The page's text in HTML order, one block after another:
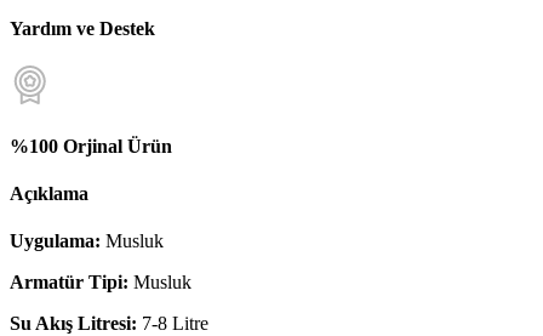
Yardım ve Destek
%100 Orjinal Ürün
Açıklama
Uygulama: Musluk
Armatür Tipi: Musluk
Su Akış Litresi: 7-8 Litre